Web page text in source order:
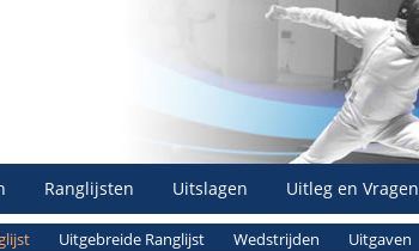
Ranglijsten Uitslagen Uitleg en Vragen
Uitgebreide Ranglijst Wedstrijden Uitgaven